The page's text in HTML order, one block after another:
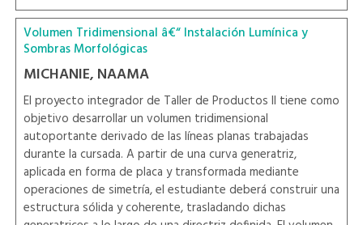
Volumen Tridimensional â€“ Instalación Lumínica y
Sombras Morfológicas
MICHANIE, NAAMA
El proyecto integrador de Taller de Productos II tiene como
objetivo desarrollar un volumen tridimensional
autoportante derivado de las líneas planas trabajadas
durante la cursada. A partir de una curva generatriz,
aplicada en forma de placa y transformada mediante
operaciones de simetría, el estudiante deberá construir una
estructura sólida y coherente, trasladando dichas